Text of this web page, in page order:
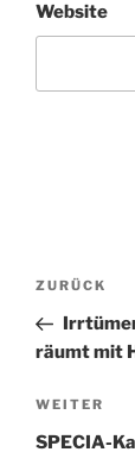
Website
e
r
n
t
i
Vorheriger
Beitrag
ZURÜCK
räumt mit
Nächster
Beitrag
WEITER
SPECIA-